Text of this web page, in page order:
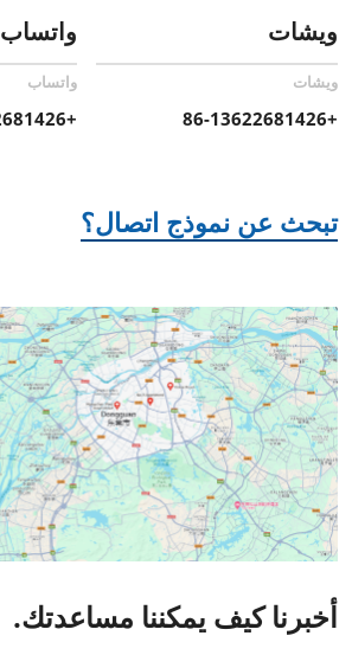
ويشات
ويشات
+86-13622681426
واتساب
واتساب
+86-13622681426
تبحث عن نموذج اتصال؟
أخبرنا كيف يمكننا مساعدتك.